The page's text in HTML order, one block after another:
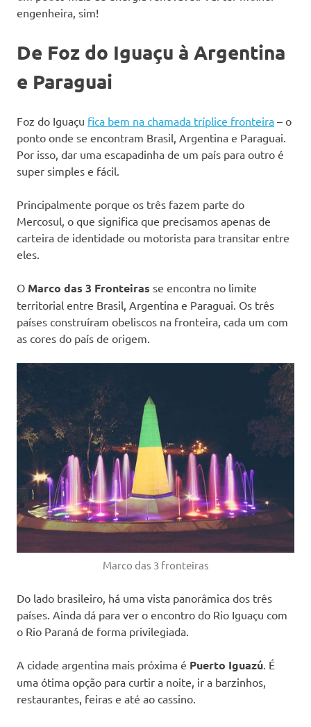
engenheira, sim!
De Foz do Iguaçu à Argentina
e Paraguai
Foz do Iguaçu fica bem na chamada tríplice fronteira – o
ponto onde se encontram Brasil, Argentina e Paraguai.
Por isso, dar uma escapadinha de um país para outro é
super simples e fácil.
Principalmente porque os três fazem parte do
Mercosul, o que significa que precisamos apenas de
carteira de identidade ou motorista para transitar entre
eles.
O Marco das 3 Fronteiras se encontra no limite
territorial entre Brasil, Argentina e Paraguai. Os três
países construíram obeliscos na fronteira, cada um com
as cores do país de origem.
Marco das 3 fronteiras
Do lado brasileiro, há uma vista panorâmica dos três
países. Ainda dá para ver o encontro do Rio Iguaçu com
o Rio Paraná de forma privilegiada.
A cidade argentina mais próxima é Puerto Iguazú. É
uma ótima opção para curtir a noite, ir a barzinhos,
restaurantes, feiras e até ao cassino.